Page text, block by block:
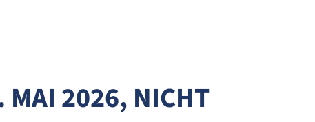
MAI 2026, NICHT